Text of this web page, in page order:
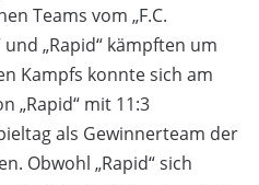
Teams vom „F.C.
„Rapid“ kämpften um
Kampfs konnte sich am
„Rapid“ mit 11:3
als Gewinnerteam der
Obwohl „Rapid“ sich